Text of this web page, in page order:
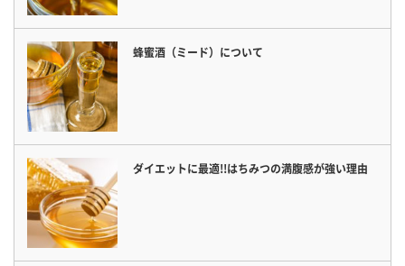
蜂蜜酒（ミード）について
ダイエットに最適!!はちみつの満腹感が強い理由